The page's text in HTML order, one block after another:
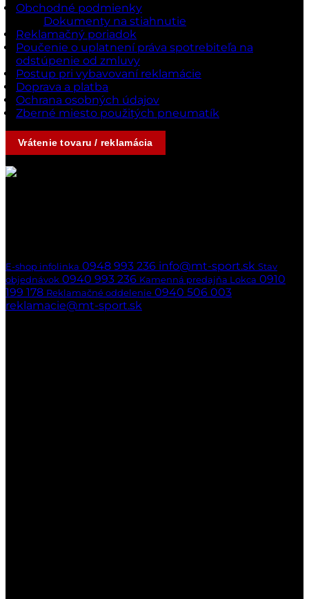
Obchodné podmienky
Dokumenty na stiahnutie
Reklamačný poriadok
Poučenie o uplatnení práva spotrebiteľa na
odstúpenie od zmluvy
Postup pri vybavovaní reklamácie
Doprava a platba
Ochrana osobných údajov
Zberné miesto použitých pneumatík
Vrátenie tovaru / reklamácia
E-shop infolinka 0948 993 236 info@mt-sport.sk Stav
objednávok 0940 993 236 Kamenná predajňa Lokca 0910
199 178 Reklamačné oddelenie 0940 506 003
reklamacie@mt-sport.sk